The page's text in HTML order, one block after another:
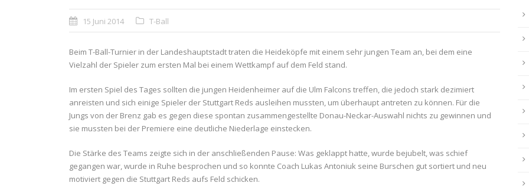
15 Juni 2014 T-Ball
Beim T-Ball-Turnier in der Landeshauptstadt traten die Heideköpfe mit einem sehr jungen Team an, bei dem eine
Vielzahl der Spieler zum ersten Mal bei einem Wettkampf auf dem Feld stand.
Im ersten Spiel des Tages sollten die jungen Heidenheimer auf die Ulm Falcons treffen, die jedoch stark dezimiert
anreisten und sich einige Spieler der Stuttgart Reds ausleihen mussten, um überhaupt antreten zu können. Für die
Jungs von der Brenz gab es gegen diese spontan zusammengestellte Donau-Neckar-Auswahl nichts zu gewinnen und
sie mussten bei der Premiere eine deutliche Niederlage einstecken.
Die Stärke des Teams zeigte sich in der anschließenden Pause: Was geklappt hatte, wurde bejubelt, was schief
gegangen war, wurde in Ruhe besprochen und so konnte Coach Lukas Antoniuk seine Burschen gut sortiert und neu
motiviert gegen die Stuttgart Reds aufs Feld schicken.